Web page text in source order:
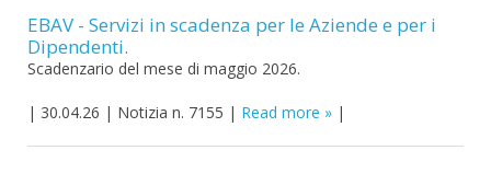
EBAV - Servizi in scadenza per le Aziende e per i
Dipendenti.
Scadenzario del mese di maggio 2026.
| 30.04.26 | Notizia n. 7155 | Read more |